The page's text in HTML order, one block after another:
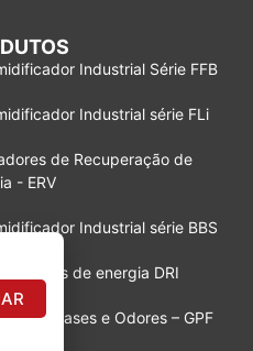
Industrial Série FFB
Industrial série FLi
de Recuperação de
- ERV
Industrial série BBS
de energia DRI
de Gases e Odores – GPF